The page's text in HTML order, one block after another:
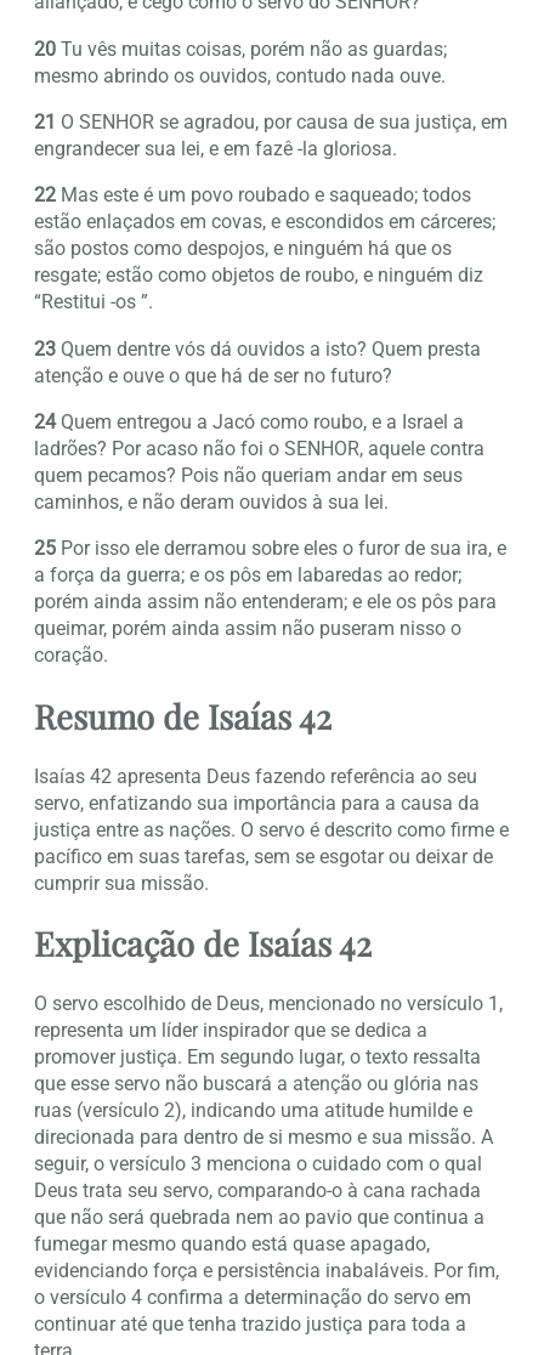
20 Tu vês muitas coisas, porém não as guardas;
mesmo abrindo os ouvidos, contudo nada ouve.
21 O SENHOR se agradou, por causa de sua justiça, em
engrandecer sua lei, e em fazê -la gloriosa.
22 Mas este é um povo roubado e saqueado; todos
estão enlaçados em covas, e escondidos em cárceres;
são postos como despojos, e ninguém há que os
resgate; estão como objetos de roubo, e ninguém diz
“Restitui -os ”.
23 Quem dentre vós dá ouvidos a isto? Quem presta
atenção e ouve o que há de ser no futuro?
24Quem entregou a Jacó como roubo, e a Israel a
ladrões? Por acaso não foi o SENHOR, aquele contra
quem pecamos? Pois não queriam andar em seus
caminhos, e não deram ouvidos à sua lei.
25 Por isso ele derramou sobre eles o furor de sua ira, e
a força da guerra; e os pôs em labaredas ao redor;
porém ainda assim não entenderam; e ele os pôs para
queimar, porém ainda assim não puseram nisso o
coração.
Resumo de Isaías 42
Isaías 42 apresenta Deus fazendo referência ao seu
servo, enfatizando sua importância para a causa da
justiça entre as nações. O servo é descrito como firme e
pacífico em suas tarefas, sem se esgotar ou deixar de
cumprir sua missão.
Explicação de Isaías 42
O servo escolhido de Deus, mencionado no versículo 1,
representa um líder inspirador que se dedica a
promover justiça. Em segundo lugar, o texto ressalta
que esse servo não buscará a atenção ou glória nas
ruas (versículo 2), indicando uma atitude humilde e
direcionada para dentro de si mesmo e sua missão. A
seguir, o versículo 3 menciona o cuidado com o qual
Deus trata seu servo, comparando-o à cana rachada
que não será quebrada nem ao pavio que continua a
fumegar mesmo quando está quase apagado,
evidenciando força e persistência inabaláveis. Por fim,
o versículo 4 confirma a determinação do servo em
continuar até que tenha trazido justiça para toda a